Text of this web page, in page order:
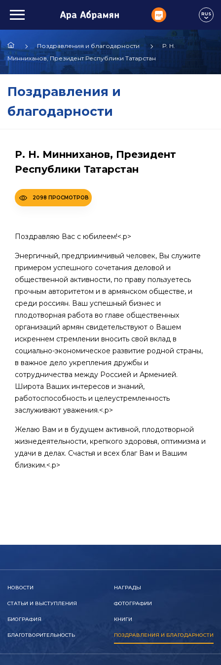
RUS
Поздравления и благодарности
Р. Н.
Минниханов, Президент Республики Татарстан
Поздравления и
благодарности
Р. Н. Минниханов, Президент
Республики Татарстан
2098 ПРОСМОТРОВ
Поздравляю Вас с юбилеем!<.p>
Энергичный, предприимчивый человек, Вы служите
примером успешного сочетания деловой и
общественной активности, по праву пользуетесь
прочным авторитетом и в армянском обществе, и
среди россиян. Ваш успешный бизнес и
плодотворная работа во главе общественных
организаций армян свидетельствуют о Вашем
искреннем стремлении вносить свой вклад в
социально-экономическое развитие родной страны,
в важное дело укрепления дружбы и
сотрудничества между Россией и Арменией.
Широта Ваших интересов и знаний,
работоспособность и целеустремленность
заслуживают уважения.<.p>
Желаю Вам и в будущем активной, плодотворной
жизнедеятельности, крепкого здоровья, оптимизма и
удачи в делах. Счастья и всех благ Вам и Вашим
близким.<.p>
НОВОСТИ
СТАТЬИ И ВЫСТУПЛЕНИЯ
БИОГРАФИЯ
БЛАГОТВОРИТЕЛЬНОСТЬ
НАГРАДЫ
ФОТОГРАФИИ
КНИГИ
ПОЗДРАВЛЕНИЯ И БЛАГОДАРНОСТИ